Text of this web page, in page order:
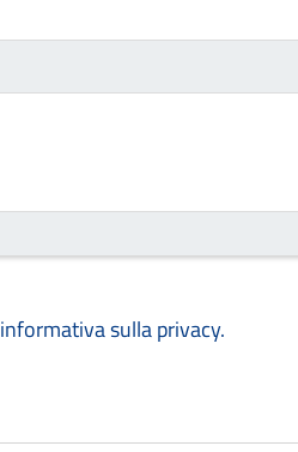
informativa sulla privacy.